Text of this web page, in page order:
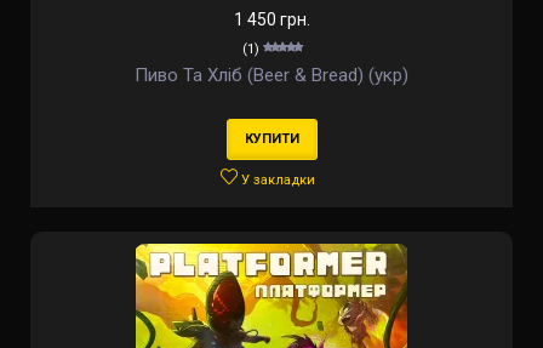
1 450 грн.
(1)
Пиво Та Хліб (Beer & Bread) (укр)
КУПИТИ
У закладки